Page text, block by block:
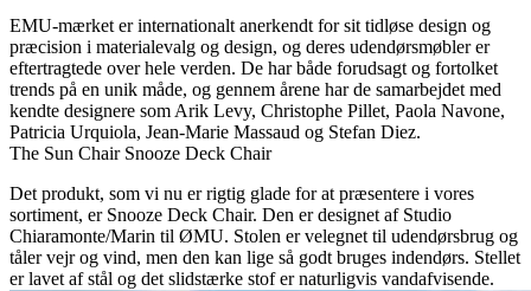
EMU-mærket er internationalt anerkendt for sit tidløse design og
præcision i materialevalg og design, og deres udendørsmøbler er
eftertragtede over hele verden. De har både forudsagt og fortolket
trends på en unik måde, og gennem årene har de samarbejdet med
kendte designere som Arik Levy, Christophe Pillet, Paola Navone,
Patricia Urquiola, Jean-Marie Massaud og Stefan Diez.
The Sun Chair Snooze Deck Chair
Det produkt, som vi nu er rigtig glade for at præsentere i vores
sortiment, er Snooze Deck Chair. Den er designet af Studio
Chiaramonte/Marin til ØMU. Stolen er velegnet til udendørsbrug og
tåler vejr og vind, men den kan lige så godt bruges indendørs. Stellet
er lavet af stål og det slidstærke stof er naturligvis vandafvisende.